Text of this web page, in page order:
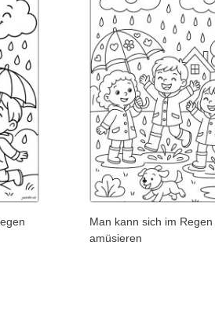
Man kann sich im Regen
amüsieren